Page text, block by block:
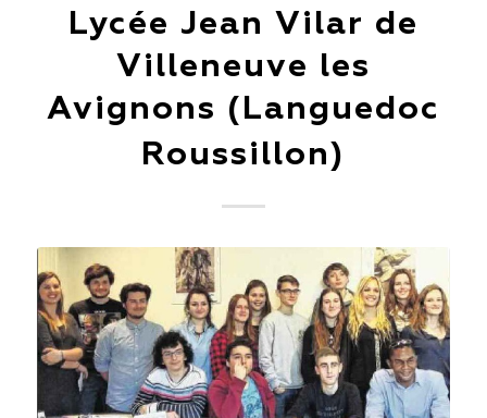
Lycée Jean Vilar de
Villeneuve les
Avignons (Languedoc
Roussillon)